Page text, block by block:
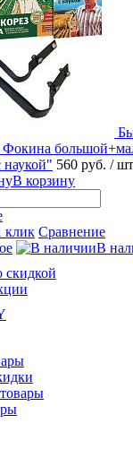
Фокина
560 руб. / шт
В корзину
клик Сравнение
В
скидкой